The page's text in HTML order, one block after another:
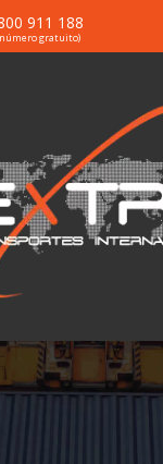
911 188
gratuito)